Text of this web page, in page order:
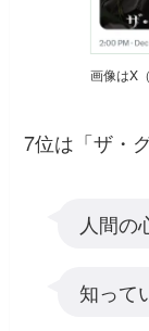
画像はX
7位は「ザ・
人間の
知って